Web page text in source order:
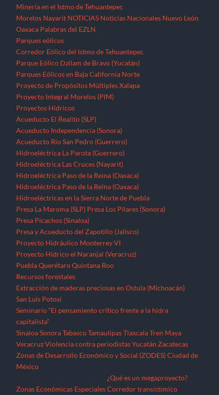
Minería en el Istmo de Tehuantepec
Morelos Nayarit NOTICIAS Noticias Nacionales Nuevo León
Oaxaca Palabras del EZLN
Parques eólicos
Corredor Eólico del Istmo de Tehuantepec
Parque Eólico Dzilam de Bravo (Yucatán)
Parques Eólicos en Baja California Norte
Proyecto de Propósitos Múltiples Xalapa
Proyecto Integral Morelos (PIM)
Proyectos Hídricos
Acueducto El Realito (SLP)
Acueducto Independencia (Sonora)
Acueducto Río San Pedro (Guerrero)
Hidroeléctrica La Parota (Guerrero)
Hidroeléctrica Las Cruces (Nayarit)
Hidroeléctrica Paso de la Reina (Oaxaca)
Hidroeléctrica Paso de la Reina (Oaxaca)
Hidroeléctricas en la Sierra Norte de Puebla
Presa La Maroma (SLP) Presa Los Pilares (Sonora)
Presa Picachos (Sinaloa)
Presa y Acueducto del Zapotillo (Jalisco)
Proyecto Hidráulico Monterrey VI
Proyecto Hídrico el Naranjal (Veracruz)
Puebla Querétaro Quintana Roo
Recursos forestales
Extracción de maderas preciosas en Ostula (Michoacán)
San Luis Potosí
Seminario “El pensamiento crítico frente a la hidra
capitalista”
Sinaloa Sonora Tabasco Tamaulipas Tlaxcala Tren Maya
Veracruz Violencia contra periodistas Yucatán Zacatecas
Zonas de Desarrollo Económico y Social (ZODES) Ciudad de
México
Zonas Económicas Especiales
¿Qué es un megaproyecto?
Corredor transístimico